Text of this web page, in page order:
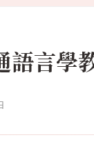
語言學